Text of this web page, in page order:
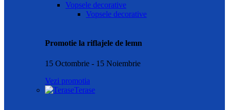
Vopsele decorative
Vopsele decorative
Promotie la riflajele de lemn
15 Octombrie - 15 Noiembrie
Vezi promotia
Terase